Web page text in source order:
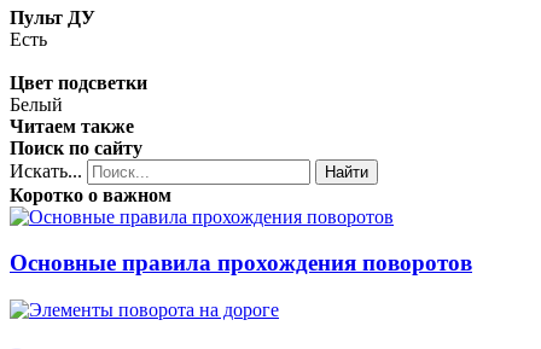
Пульт ДУ
Есть
Цвет подсветки
Белый
Читаем также
Поиск по сайту
Искать...
Найти
Коротко о важном
Основные правила прохождения поворотов